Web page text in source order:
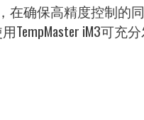
在确保高精度控制
iM3可充